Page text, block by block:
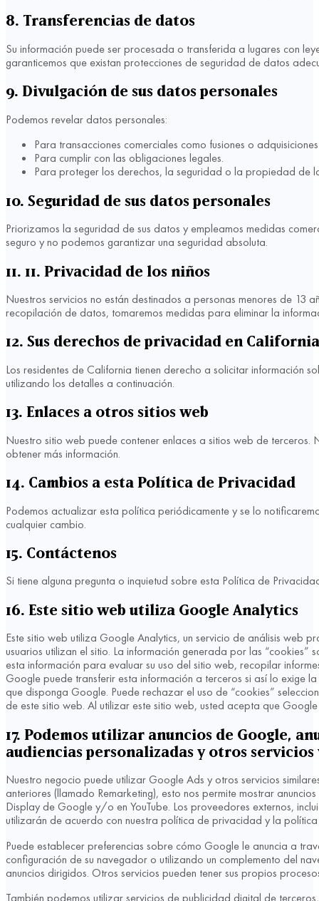
8. Transferencias de datos
Su información puede ser procesada o transferida a lugares con
garanticemos que existan protecciones de seguridad de datos
9. Divulgación de sus datos personales
Podemos revelar datos personales:
Para transacciones comerciales como fusiones o
Para cumplir con las obligaciones legales.
Para proteger los derechos, la seguridad o la propiedad de
10. Seguridad de sus datos personales
Priorizamos la seguridad de sus datos y empleamos medidas
seguro y no podemos garantizar una seguridad absoluta.
11. 11. Privacidad de los niños
Nuestros servicios no están destinados a personas menores de 13
recopilación de datos, tomaremos medidas para eliminar la
12. Sus derechos de privacidad en California
Los residentes de California tienen derecho a solicitar información
utilizando los detalles a continuación.
13. Enlaces a otros sitios web
Nuestro sitio web puede contener enlaces a sitios web de
obtener más información.
14. Cambios a esta Política de Privacidad
Podemos actualizar esta política periódicamente y se lo
cualquier cambio.
15. Contáctenos
Si tiene alguna pregunta o inquietud sobre esta Política de
16. Este sitio web utiliza Google Analytics
Este sitio web utiliza Google Analytics, un servicio de análisis web
usuarios utilizan el sitio. La información generada por las “cookies”
esta información para evaluar su uso del sitio web, recopilar
Google puede transferir esta información a terceros si así lo exige
que disponga Google. Puede rechazar el uso de “cookies”
de este sitio web. Al utilizar este sitio web, usted acepta que
17. Podemos utilizar anuncios de Google,
audiencias personalizadas y otros
Nuestro negocio puede utilizar Google Ads y otros servicios
anteriores (llamado Remarketing), esto nos permite mostrar
Display de Google y/o en YouTube. Los proveedores externos,
utilizarán de acuerdo con nuestra política de privacidad y la
Puede establecer preferencias sobre cómo Google le anuncia a
configuración de su navegador o utilizando un complemento del
anuncios dirigidos. Otros servicios pueden tener sus propios
También podemos utilizar servicios de publicidad digital de